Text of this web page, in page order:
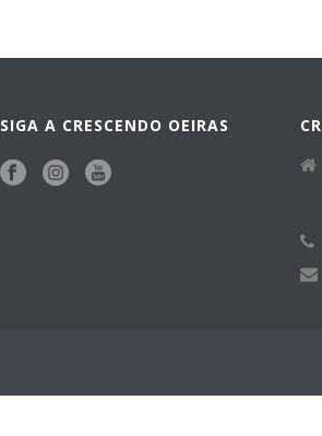
SIGA A CRESCENDO OEIRAS